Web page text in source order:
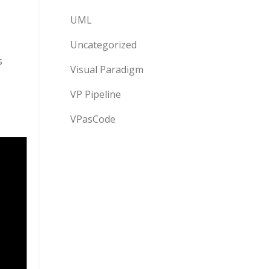
UML
Uncategorized
Visual Paradigm
VP Pipeline
VPasCode